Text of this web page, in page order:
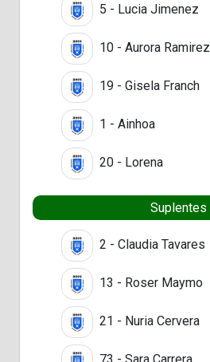
5 - Lucia Jimenez
10 - Aurora Ramirez
19 - Gisela Franch
1 - Ainhoa
20 - Lorena
Suplentes
2 - Claudia Tavares
13 - Roser Maymo
21 - Nuria Cervera